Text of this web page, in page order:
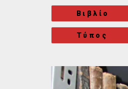
Βιβλίο
Τύπος